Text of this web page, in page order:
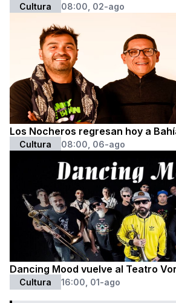
Cultura 08:00, 02-ago
Los Nocheros regresan hoy a
Cultura 08:00, 06-ago
Dancing Mood vuelve al Teatro
Cultura 16:00, 01-ago